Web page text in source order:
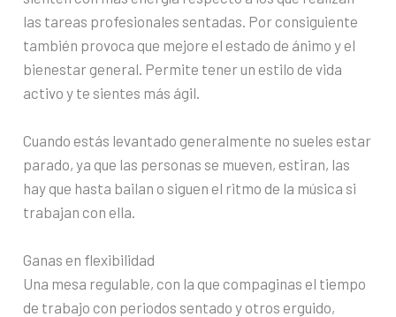
las tareas profesionales sentadas. Por consiguiente
también provoca que mejore el estado de ánimo y el
bienestar general. Permite tener un estilo de vida
activo y te sientes más ágil.
Cuando estás levantado generalmente no sueles estar
parado, ya que las personas se mueven, estiran, las
hay que hasta bailan o siguen el ritmo de la música si
trabajan con ella.
Ganas en flexibilidad
Una mesa regulable, con la que compaginas el tiempo
de trabajo con periodos sentado y otros erguido,